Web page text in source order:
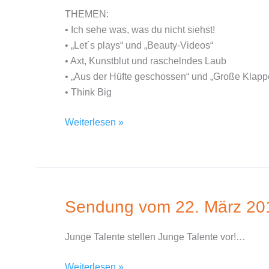
THEMEN:
• Ich sehe was, was du nicht siehst!
• „Let´s plays“ und „Beauty-Videos“
• Axt, Kunstblut und raschelndes Laub
• „Aus der Hüfte geschossen“ und „Große
• Think Big
60
ist
da!
Weiterlesen »
Sendung vom 22. März
Junge Talente stellen Junge Talente vor!…
Sendung
22.
2016
Weiterlesen »